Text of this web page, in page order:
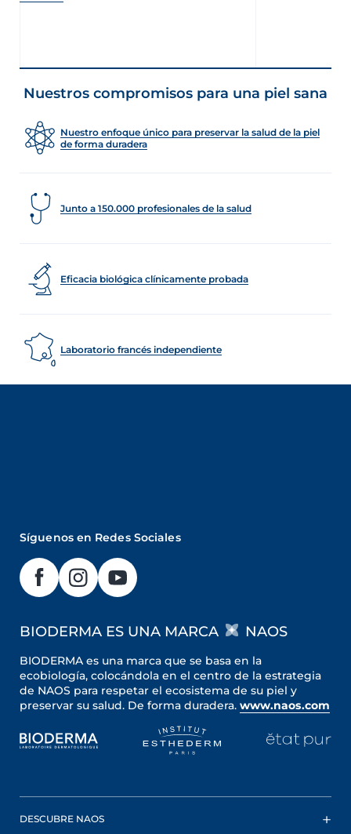
Nuestros compromisos para una piel sana
Nuestro enfoque único para preservar la salud de la piel
de forma duradera
Junto a 150.000 profesionales de la salud
Eficacia biológica clínicamente probada
Laboratorio francés independiente
Síguenos en Redes Sociales
BIODERMA ES UNA MARCA NAOS
BIODERMA es una marca que se basa en la
ecobiología, colocándola en el centro de la estrategia
de NAOS para respetar el ecosistema de su piel y
preservar su salud. De forma duradera. www.naos.com
DESCUBRE NAOS